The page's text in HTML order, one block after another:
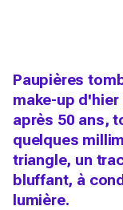
Paupières
make-up
après 50 ans,
quelques
triangle, un
bluffant, à
lumière.